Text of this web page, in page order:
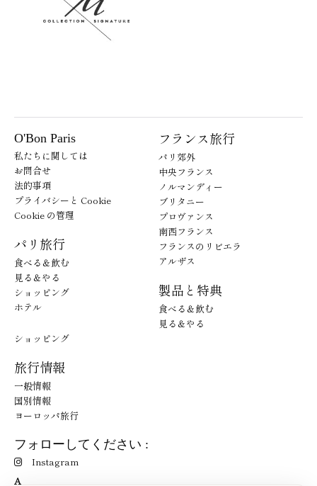
O'Bon Paris
私たちに関しては
お問合せ
法的事項
プライバシーと Cookie
Cookie の管理
パリ旅行
食べる＆飲む
見る＆やる
ショッピング
ホテル
フランス旅行
パリ郊外
中央フランス
ノルマンディー
ブリタニー
プロヴァンス
南西フランス
フランスのリビエラ
アルザス
製品と特典
食べる＆飲む
見る＆やる
ショッピング
旅行情報
一般情報
国別情報
ヨーロッパ旅行
フォローしてください :
Instagram
A